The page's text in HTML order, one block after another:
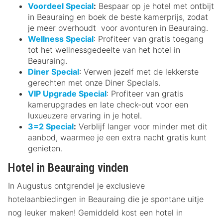
Voordeel Special: Bespaar op je hotel met ontbijt
in Beauraing en boek de beste kamerprijs, zodat
je meer overhoudt voor avonturen in Beauraing.
Wellness Special: Profiteer van gratis toegang
tot het wellnessgedeelte van het hotel in
Beauraing.
Diner Special: Verwen jezelf met de lekkerste
gerechten met onze Diner Specials.
VIP Upgrade Special: Profiteer van gratis
kamerupgrades en late check-out voor een
luxueuzere ervaring in je hotel.
3=2 Special: Verblijf langer voor minder met dit
aanbod, waarmee je een extra nacht gratis kunt
genieten.
Hotel in Beauraing vinden
In Augustus ontgrendel je exclusieve
hotelaanbiedingen in Beauraing die je spontane uitje
nog leuker maken! Gemiddeld kost een hotel in